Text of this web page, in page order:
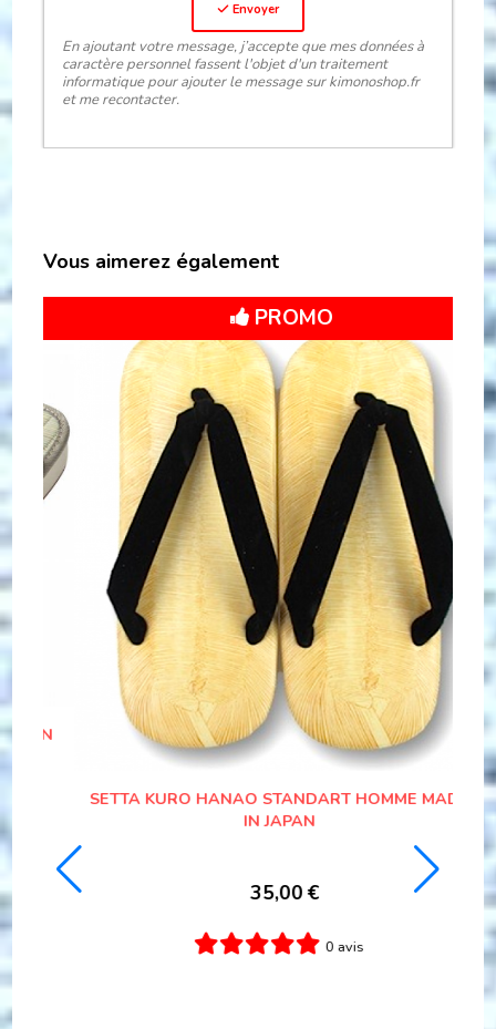
Envoyer
En ajoutant votre message, j’accepte que mes données à
caractère personnel fassent l'objet d'un traitement
informatique pour ajouter le message sur kimonoshop.fr
et me recontacter.
Vous aimerez également
Bon plan